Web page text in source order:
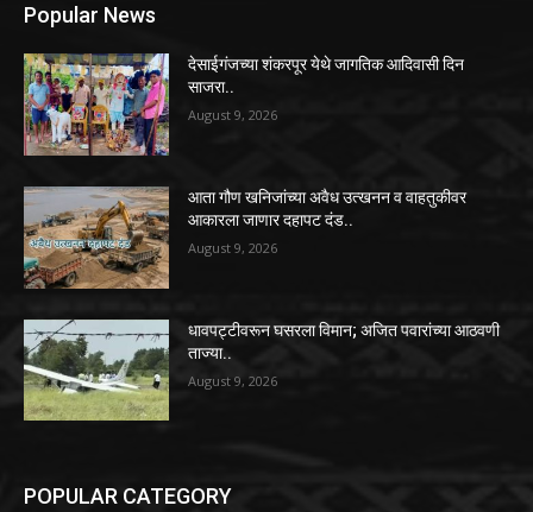
Popular News
देसाईगंजच्या शंकरपूर येथे जागतिक आदिवासी दिन
साजरा..
August 9, 2026
आता गौण खनिजांच्या अवैध उत्खनन व वाहतुकीवर
आकारला जाणार दहापट दंड..
August 9, 2026
धावपट्टीवरून घसरला विमान; अजित पवारांच्या आठवणी
ताज्या..
August 9, 2026
POPULAR CATEGORY